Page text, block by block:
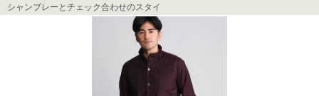
シャンブレーとチェック合わせのスタイ